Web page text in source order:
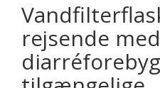
rejsende med